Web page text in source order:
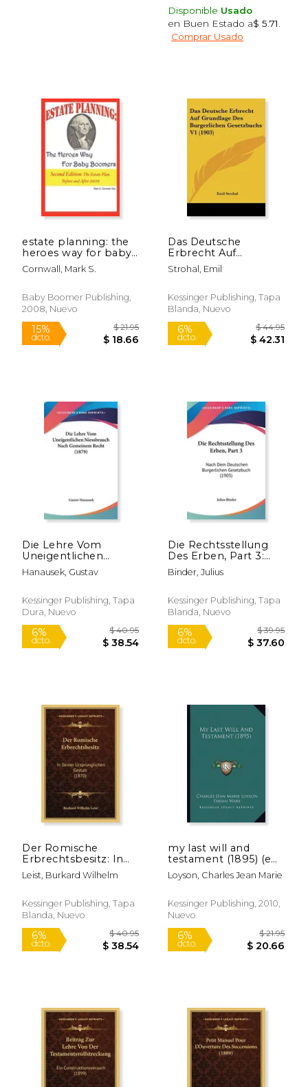
15%
dcto.
$ 16.99
$ 14.44
Rápido
15%
dcto. $
Disponible Usado
en Buen Estado a$ 5.71
Comprar Usado
estate planning: the
heroes way for baby
boomers (en Inglés)
Cornwall, Mark S.
Baby Boomer Publishing,
2008, Nuevo
15%
dcto.
Das Deutsche
Erbrecht Auf
Grundlage Des
Burgerlichen
(1903) (en Alemán)
Strohal, Emil
Kessinger Publishing, Tapa
Blanda, Nuevo
6%
dcto.
Die Lehre Vom
Uneigentlichen
Niessbrauch Nach
Gemeinem Recht
Hanausek, Gustav
Kessinger Publishing, Tapa
Dura, Nuevo
6%
dcto.
Die Rechtsstellung
Des Erben, Part 3:
Nach Dem
Deutschen
Gesetzbuch (1905)
(en Alemán)
Binder, Julius
Kessinger Publishing, Tapa
Blanda, Nuevo
6%
dcto.
Der Romische
Erbrechtsbesitz: In
Seiner
Ursprunglichen
Alemán)
Leist, Burkard Wilhelm
Kessinger Publishing, Tapa
Blanda, Nuevo
my last will and
testament (1895) (en
Inglés)
Loyson, Charles Jean Marie
Kessinger Publishing, 2010,
Nuevo